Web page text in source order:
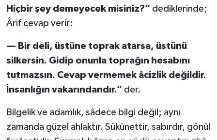
Hiçbir şey demeyecek misiniz?” dediklerinde;
Ârif cevap verir:
— Bir deli, üstüne toprak atarsa, üstünü
silkersin. Gidip onunla toprağın hesabını
tutmazsın. Cevap vermemek âcizlik değildir.
İnsanlığın vakarındandır.” der.
Bilgelik ve adamlık, sâdece bilgi değil; aynı
zamanda güzel ahlaktır. Sükûnettir, sabırdır, gönül